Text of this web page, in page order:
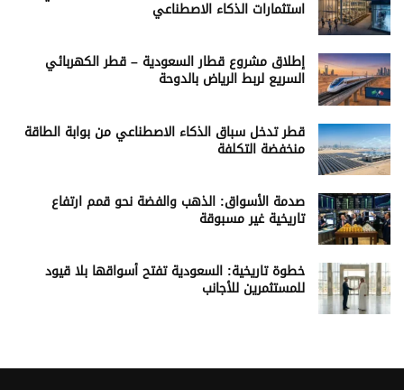
استثمارات الذكاء الاصطناعي
إطلاق مشروع قطار السعودية – قطر الكهربائي
السريع لربط الرياض بالدوحة
قطر تدخل سباق الذكاء الاصطناعي من بوابة الطاقة
منخفضة التكلفة
صدمة الأسواق: الذهب والفضة نحو قمم ارتفاع
تاريخية غير مسبوقة
خطوة تاريخية: السعودية تفتح أسواقها بلا قيود
للمستثمرين للأجانب